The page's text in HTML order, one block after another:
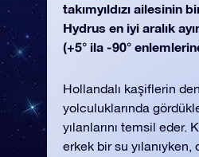
takımyıldızı ailesinin
Hydrus en iyi aralık
(+5° ila -90°
Hollandalı kaşiflerin
yolculuklarında
yılanlarını temsil eder.
erkek bir su